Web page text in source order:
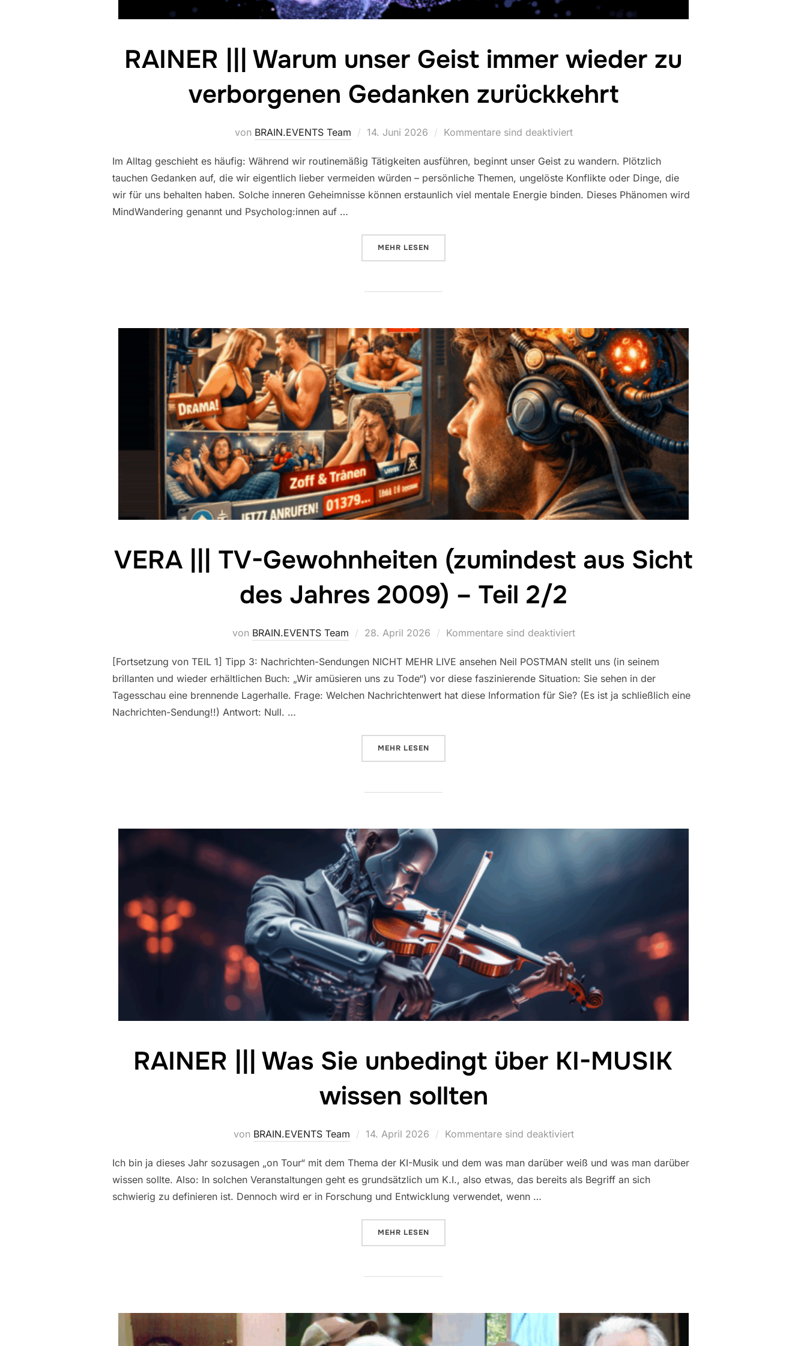
RAINER ||| Warum unser Geist immer wieder zu
verborgenen Gedanken zurückkehrt
von BRAIN.EVENTS Team
Veröffentlicht
14. Juni 2026 Kommentare sind deaktiviert
Im Alltag geschieht es häufig: Während wir routinemäßig Tätigkeiten ausführen, beginnt unser Geist zu wandern. Plötzlich
tauchen Gedanken auf, die wir eigentlich lieber vermeiden würden – persönliche Themen, ungelöste Konflikte oder Dinge, die
wir für uns behalten haben. Solche inneren Geheimnisse können erstaunlich viel mentale Energie binden. Dieses Phänomen wird
MindWandering genannt und Psycholog:innen auf …
MEHR ÜBER „RAINER ||| WARUM UNSER GEIST IMMER WIEDER ZU VERBORGENEN GEDANKEN
LESEN
VERA ||| TV-Gewohnheiten (zumindest aus Sicht
des Jahres 2009) – Teil 2/2
von BRAIN.EVENTS Team
Veröffentlicht
28. April 2026 Kommentare sind deaktiviert
[Fortsetzung von TEIL 1] Tipp 3: Nachrichten-Sendungen NICHT MEHR LIVE ansehen Neil POSTMAN stellt uns (in seinem
brillanten und wieder erhältlichen Buch: „Wir amüsieren uns zu Tode“) vor diese faszinierende Situation: Sie sehen in der
Tagesschau eine brennende Lagerhalle. Frage: Welchen Nachrichtenwert hat diese Information für Sie? (Es ist ja schließlich eine
Nachrichten-Sendung!!) Antwort: Null. …
MEHR ÜBER „VERA ||| TV-GEWOHNHEITEN (ZUMINDEST AUS SICHT DES JAHRES 2009) – TEIL 2/2“
LESEN
RAINER ||| Was Sie unbedingt über KI-MUSIK
wissen sollten
von BRAIN.EVENTS Team
Veröffentlicht
14. April 2026 Kommentare sind deaktiviert
Ich bin ja dieses Jahr sozusagen „on Tour“ mit dem Thema der KI-Musik und dem was man darüber weiß und was man darüber
wissen sollte. Also: In solchen Veranstaltungen geht es grundsätzlich um K.I., also etwas, das bereits als Begriff an sich
schwierig zu definieren ist. Dennoch wird er in Forschung und Entwicklung verwendet, wenn …
MEHR ÜBER „RAINER ||| WAS SIE UNBEDINGT ÜBER KI-MUSIK WISSEN SOLLTEN“
LESEN